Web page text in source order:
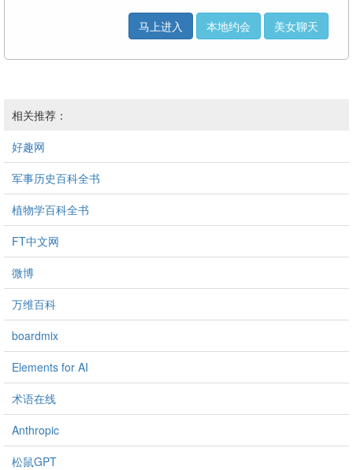
马上进入 本地约会 美女聊天
相关推荐：
好趣网
军事历史百科全书
植物学百科全书
FT中文网
微博
万维百科
boardmix
Elements for AI
术语在线
Anthropic
松鼠GPT